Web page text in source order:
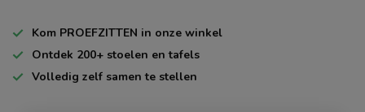
Kom PROEFZITTEN in onze winkel
Ontdek 200+ stoelen en tafels
Volledig zelf samen te stellen